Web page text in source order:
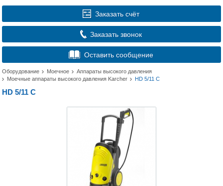
Заказать счёт
Заказать звонок
Оставить сообщение
Оборудование Моечное
Аппараты высокого давления
Моечные аппараты высокого давления Karcher
HD 5/11 С
HD 5/11 С